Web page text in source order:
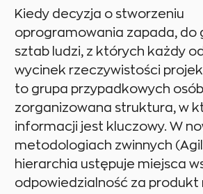
Kiedy decyzja o stworzeniu
oprogramowania zapada, do
sztab ludzi, z których każdy
wycinek rzeczywistości
to grupa przypadkowych
zorganizowana struktura, w
informacji jest kluczowy. W
metodologiach zwinnych
hierarchia ustępuje miejsca
odpowiedzialność za produkt